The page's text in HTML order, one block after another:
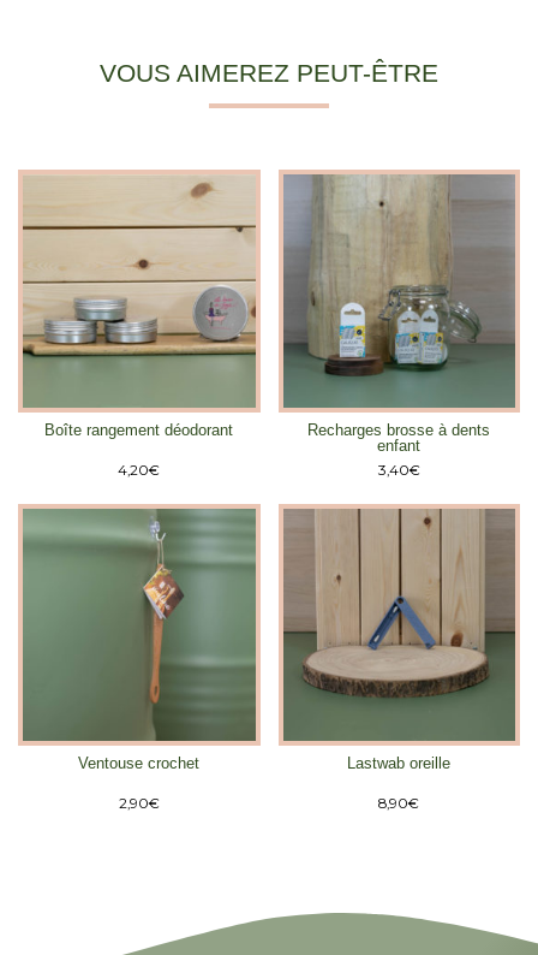
VOUS AIMEREZ PEUT-ÊTRE
Boîte rangement déodorant
4,20€
Recharges brosse à dents
enfant
3,40€
Ventouse crochet
2,90€
Lastwab oreille
8,90€